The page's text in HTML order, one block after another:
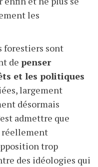
les
forestiers sont
de penser
et les politiques
largement
désormais
admettre que
réellement
trop
des idéologies qui